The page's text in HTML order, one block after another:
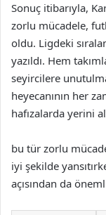
Sonuç itibarıyla,
zorlu mücadele,
oldu. Ligdeki
yazıldı. Hem
seyircilere
heyecanının her
hafızalarda yerini
bu tür zorlu
iyi şekilde
açısından da